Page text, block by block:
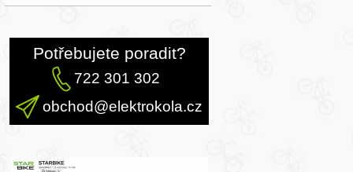
Potřebujete poradit?
722 301 302
obchod@elektrokola.cz